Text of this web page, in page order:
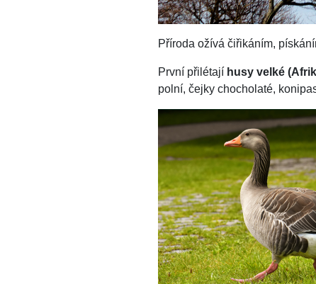
Příroda ožívá čiřikáním,
První přilétají husy velké
polní, čejky chocholaté,